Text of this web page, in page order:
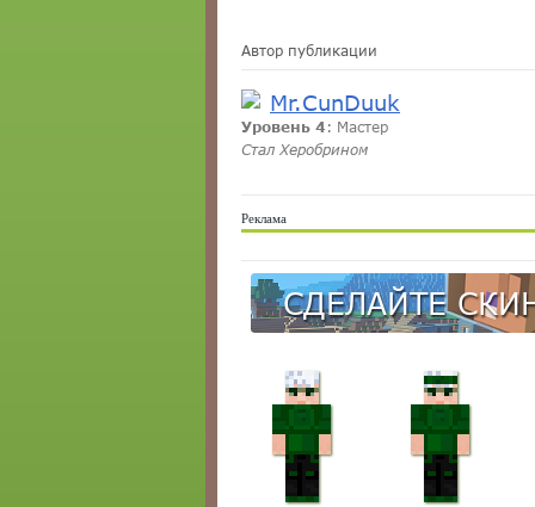
Автор публикации
Mr.CunDuuk
Уровень 4 : Мастер
Стал Херобрином
Реклама
СДЕЛАЙТЕ